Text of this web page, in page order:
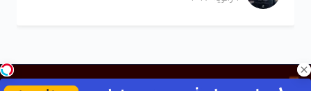
کلیه حقوق برای نیلو موزیک محفوظ است.